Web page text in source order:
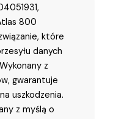
800
które
danych
z
gwarantuje
uszkodzenia.
z myślą o